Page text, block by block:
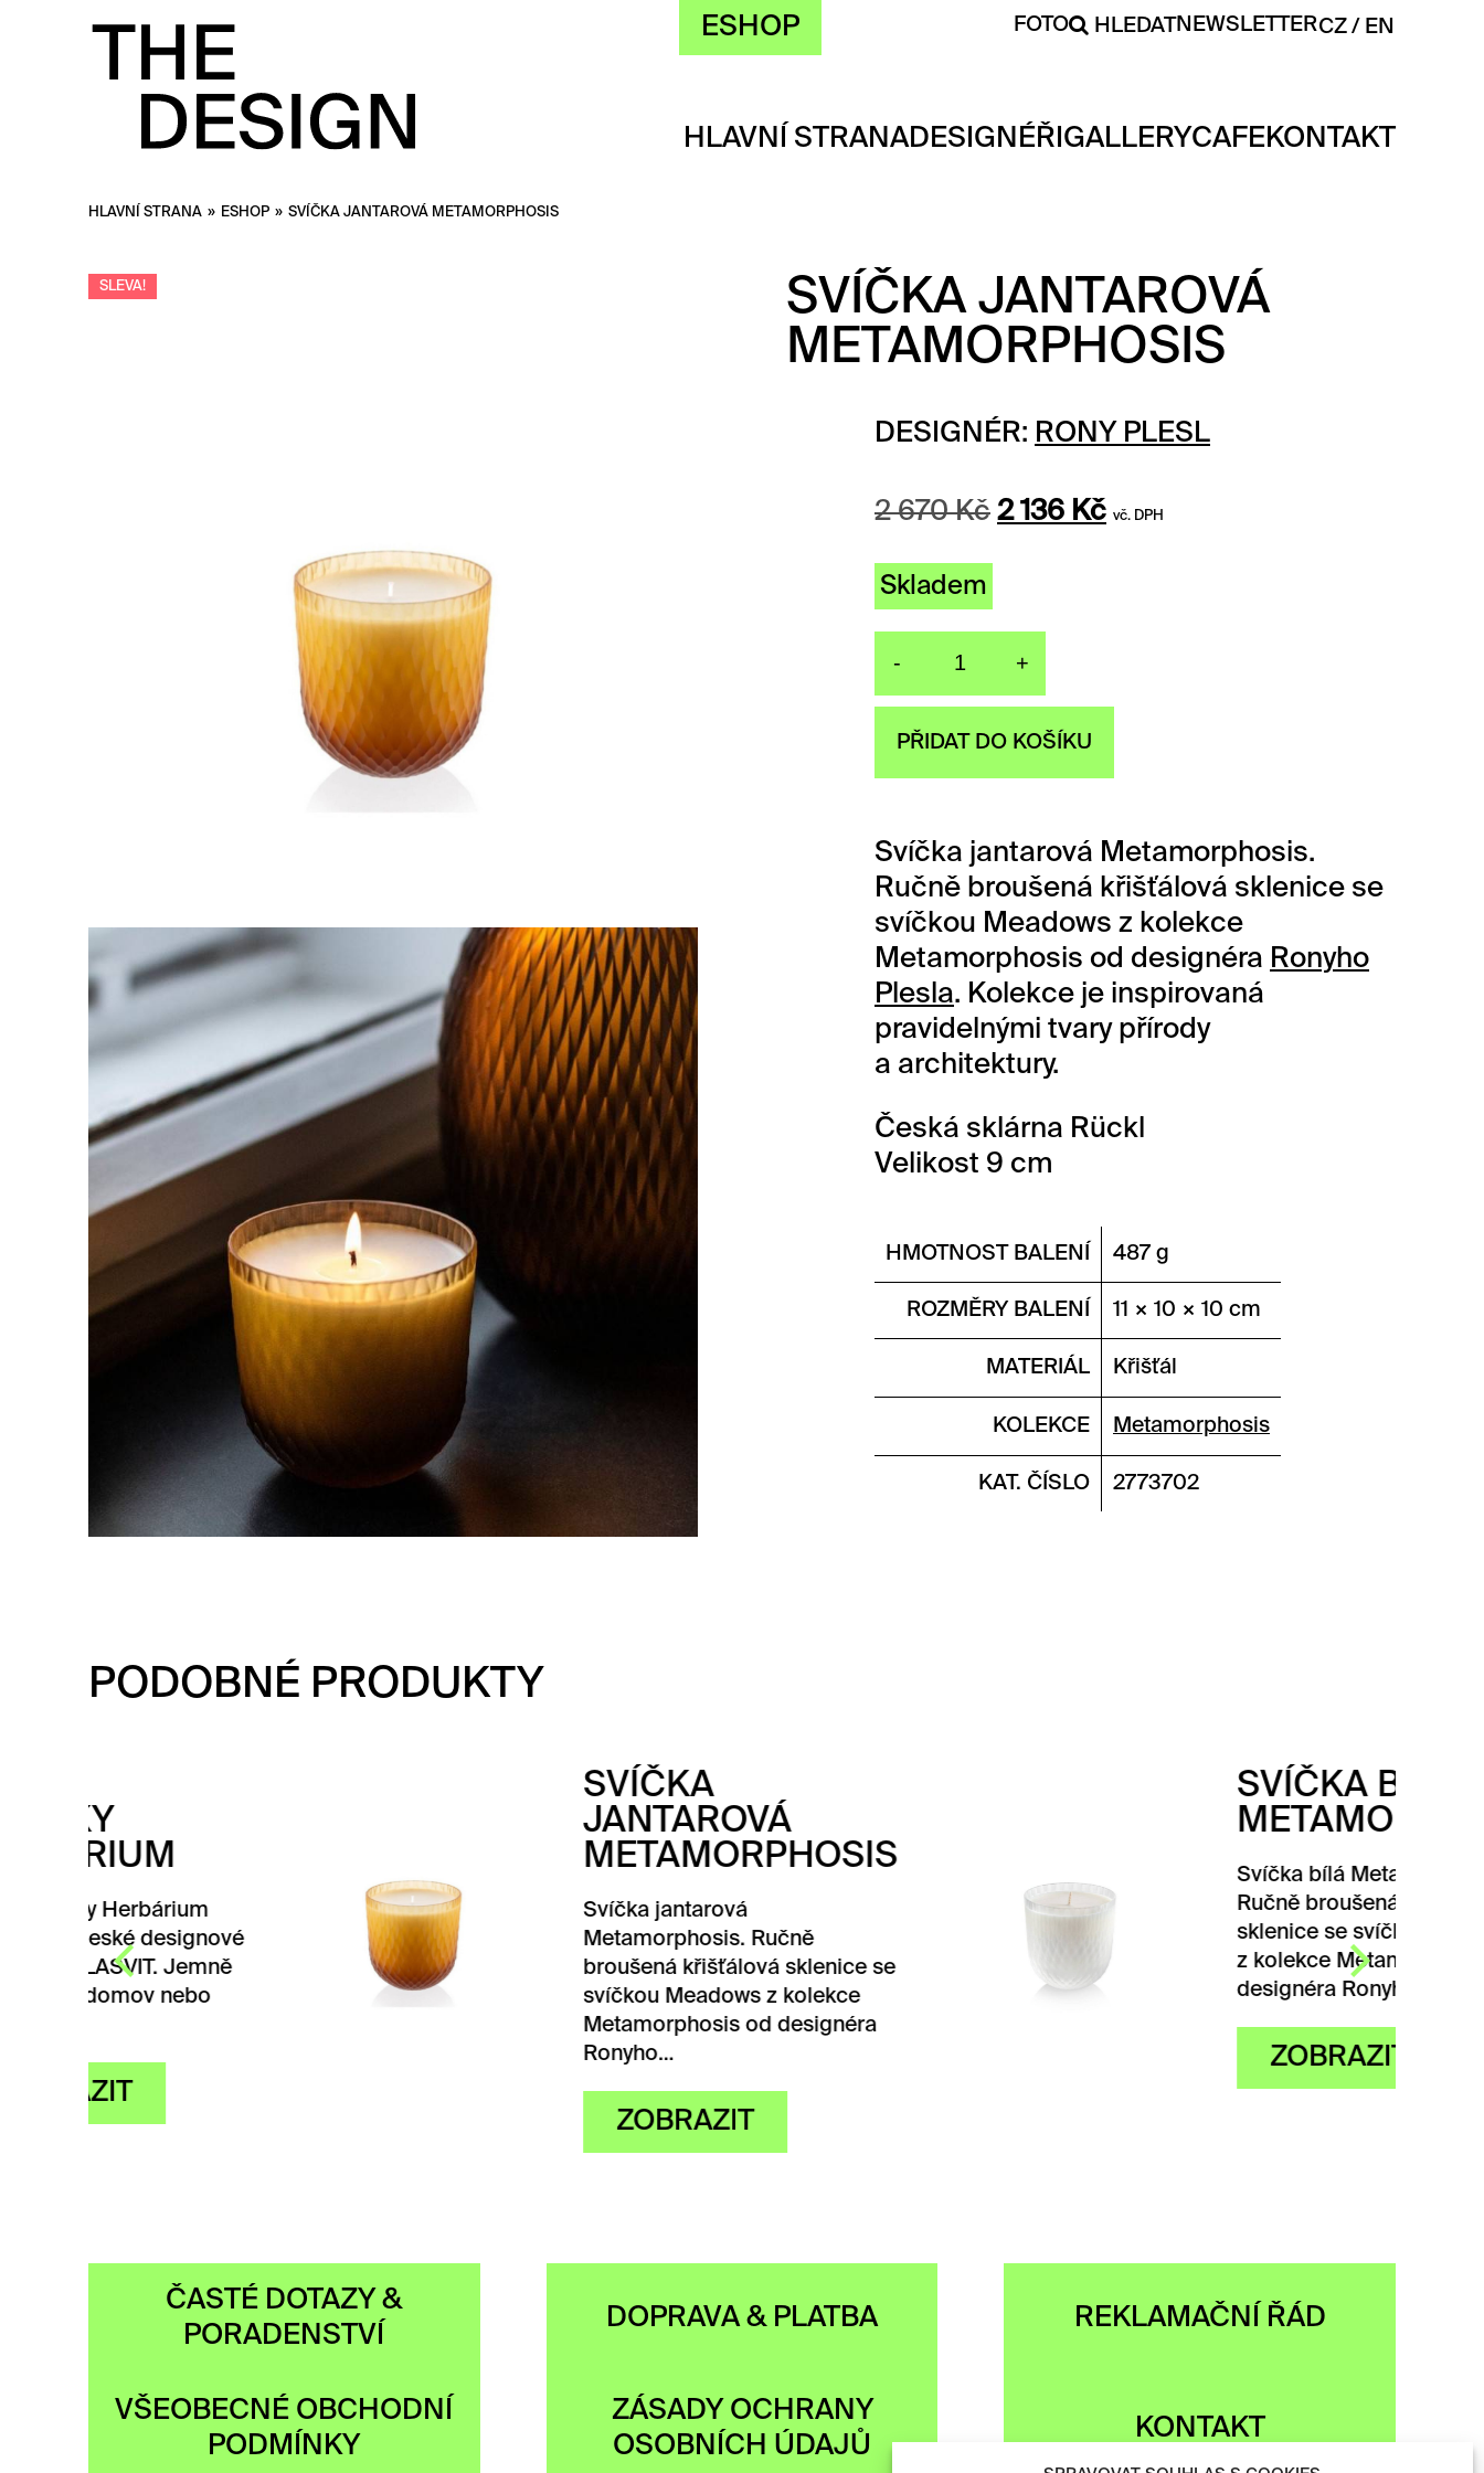
ESHOP FOTO HLEDATNEWSLETTERCZ EN
HLAVNÍ STRANADESIGNÉŘIGALLERYCAFEKONTAKT
HLAVNÍ STRANA » ESHOP » SVÍČKA JANTAROVÁ METAMORPHOSIS
SLEVA!
SVÍČKA JANTAROVÁ
METAMORPHOSIS
DESIGNÉR: RONY PLESL
2 670Kč Původní
670 Kč.
2 136 KčAktuální
vč. DPH
Skladem
Svíčka jantarová Metamorphosis
- +
PŘIDAT DO KOŠÍKU
Svíčka jantarová Metamorphosis.
Ručně broušená křišťálová sklenice se
svíčkou Meadows z kolekce
Metamorphosis od designéra Ronyho
Plesla. Kolekce je inspirovaná
pravidelnými tvary přírody
a architektury.
Česká sklárna Rückl
Velikost 9 cm
HMOTNOST BALENÍ 487 g
ROZMĚRY BALENÍ 11 × 10 × 10 cm
MATERIÁL Křišťál
KOLEKCE Metamorphosis
KAT. ČÍSLO 2773702
PODOBNÉ PRODUKTY
JANTAROVÁ
METAMORPHOSIS
Svíčka jantarová
Metamorphosis. Ručně
broušená křišťálová sklenice se
svíčkou Meadows z kolekce
Metamorphosis od designéra
SVÍČKA BÍLÁ
METAMORPHOSIS
Svíčka bílá Metamorphosis.
Ručně broušená křišťálová
sklenice se svíčkou Meadows
z kolekce Metamorphosis od
designéra Ronyho…
ČASTÉ DOTAZY &
PORADENSTVÍ
DOPRAVA & PLATBA REKLAMAČNÍ ŘÁD
VŠEOBECNÉ OBCHODNÍ
PODMÍNKY
ZÁSADY OCHRANY
OSOBNÍCH ÚDAJŮ
KONTAKT